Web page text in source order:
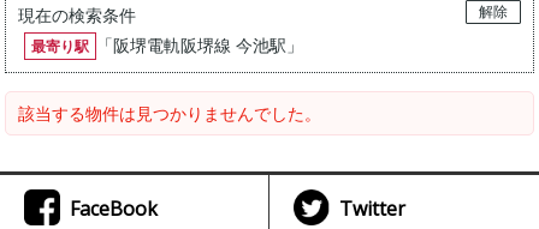
現在の検索条件
解除
最寄り駅
「阪堺電軌阪堺線 今池駅 」
該当する物件は見つかりませんでした。
FaceBook Twitter